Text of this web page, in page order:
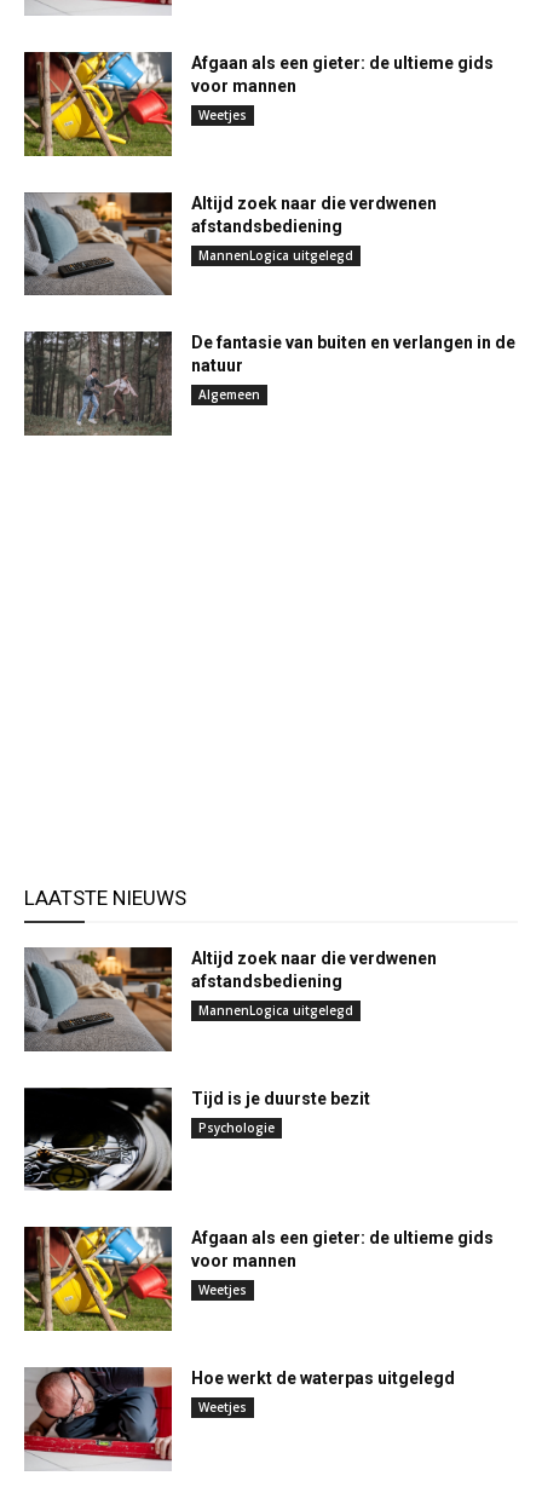
Afgaan als een gieter: de ultieme gids
voor mannen
Weetjes
Altijd zoek naar die verdwenen
afstandsbediening
MannenLogica uitgelegd
De fantasie van buiten en verlangen in de
natuur
Algemeen
LAATSTE NIEUWS
Altijd zoek naar die verdwenen
afstandsbediening
MannenLogica uitgelegd
Tijd is je duurste bezit
Psychologie
Afgaan als een gieter: de ultieme gids
voor mannen
Weetjes
Hoe werkt de waterpas uitgelegd
Weetjes